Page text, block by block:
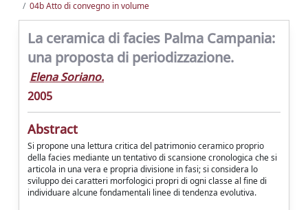
04b Atto di convegno in volume
La ceramica di facies Palma Campania:
una proposta di periodizzazione.
Elena Soriano.
2005
Abstract
Si propone una lettura critica del patrimonio ceramico proprio
della facies mediante un tentativo di scansione cronologica che si
articola in una vera e propria divisione in fasi; si considera lo
sviluppo dei caratteri morfologici propri di ogni classe al fine di
individuare alcune fondamentali linee di tendenza evolutiva.